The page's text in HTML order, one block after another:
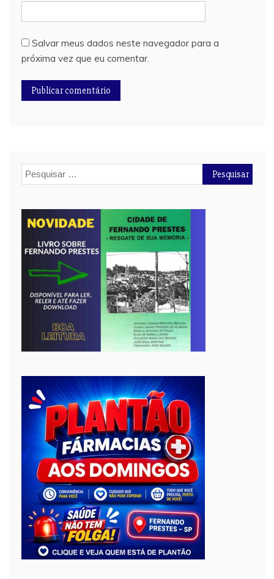
Salvar meus dados neste navegador para a
próxima vez que eu comentar.
Pesquisar
por: